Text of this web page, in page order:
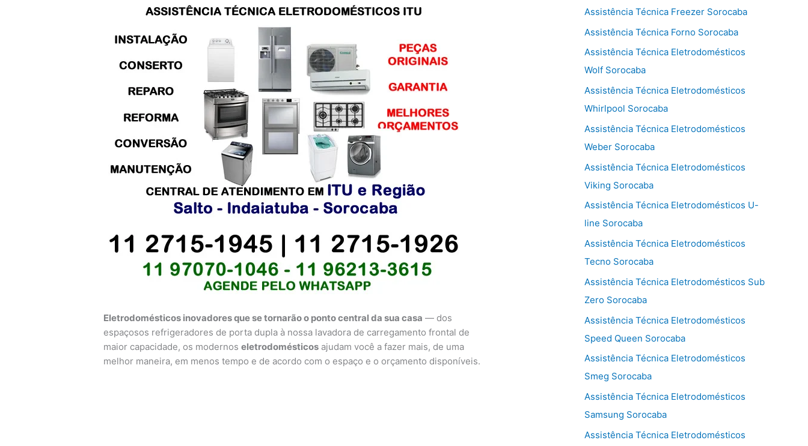
Eletrodomésticos inovadores que se tornarão o ponto central da sua casa — dos
espaçosos refrigeradores de porta dupla à nossa lavadora de carregamento frontal de
maior capacidade, os modernoseletrodomésticos ajudam você a fazer mais, de uma
melhor maneira, em menos tempo e de acordo com o espaço e o orçamento disponíveis.
Assistência Técnica Freezer Sorocaba
Assistência Técnica Forno Sorocaba
Assistência Técnica Eletrodomésticos
Wolf Sorocaba
Assistência Técnica Eletrodomésticos
Whirlpool Sorocaba
Assistência Técnica Eletrodomésticos
Weber Sorocaba
Assistência Técnica Eletrodomésticos
Viking Sorocaba
Assistência Técnica Eletrodomésticos U-
line Sorocaba
Assistência Técnica Eletrodomésticos
Tecno Sorocaba
Assistência Técnica Eletrodomésticos Sub
Zero Sorocaba
Assistência Técnica Eletrodomésticos
Speed Queen Sorocaba
Assistência Técnica Eletrodomésticos
Smeg Sorocaba
Assistência Técnica Eletrodomésticos
Samsung Sorocaba
Assistência Técnica Eletrodomésticos